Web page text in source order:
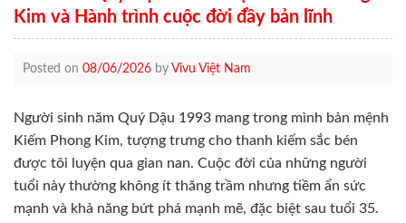
Kim và Hành trình cuộc đời đầy bản lĩnh
Posted on 08/06/2026 by Vivu Việt Nam
Người sinh năm Quý Dậu 1993 mang trong mình bản mệnh
Kiếm Phong Kim, tượng trưng cho thanh kiếm sắc bén
được tôi luyện qua gian nan. Cuộc đời của những người
tuổi này thường không ít thăng trầm nhưng tiềm ẩn sức
mạnh và khả năng bứt phá mạnh mẽ, đặc biệt sau tuổi 35.